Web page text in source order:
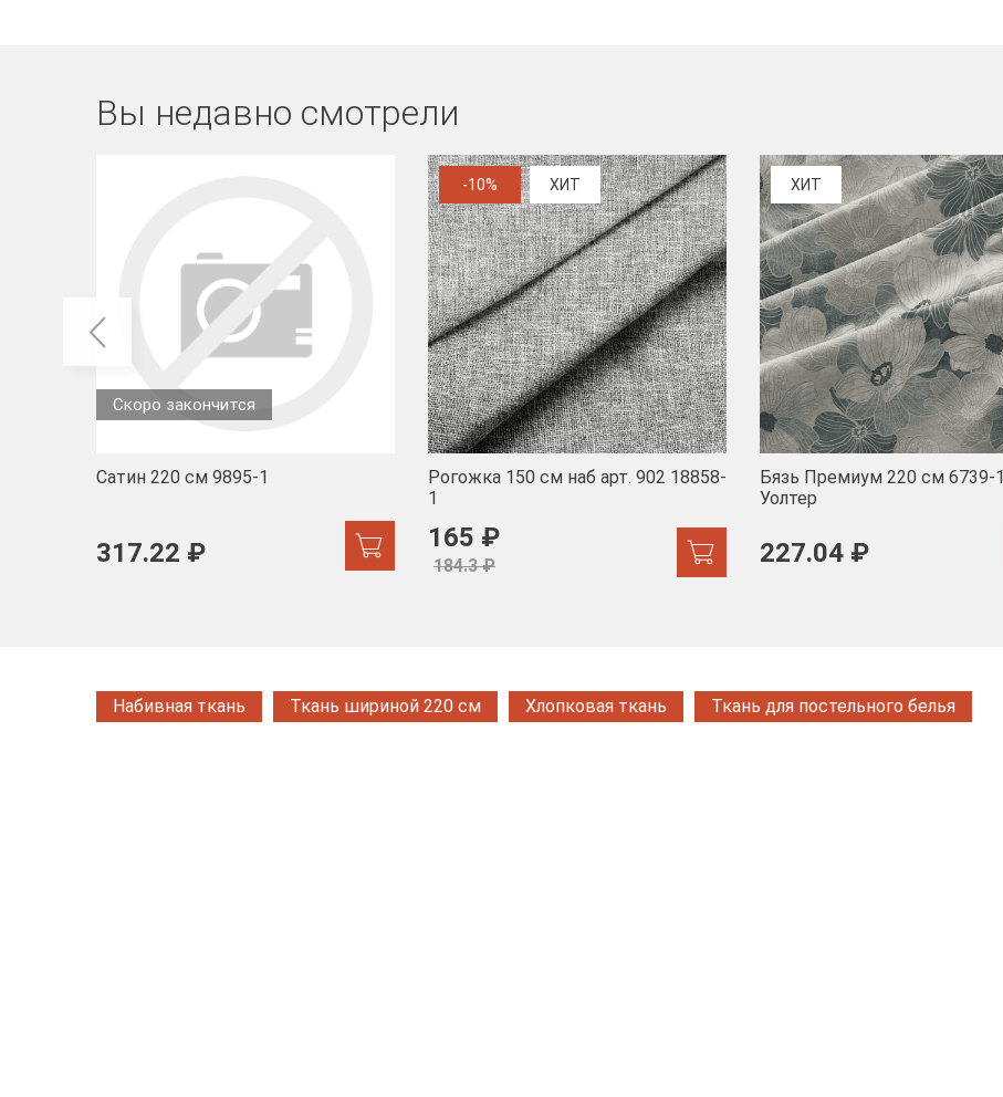
Вы недавно смотрели
Скоро закончится
Сатин 220 см 9895-1
317.22 ₽
-10% ХИТ
Рогожка 150 см наб арт. 902 18858-
1
165 ₽
184.3 ₽
ХИТ
Бязь Премиум 220 см 6739-1
Уолтер
227.04 ₽
Набивная ткань Ткань шириной 220 см Хлопковая ткань Ткань для постельного белья